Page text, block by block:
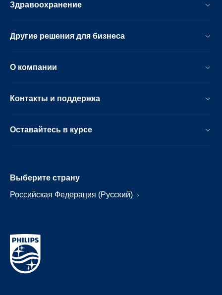
Здравоохранение
Другие решения для бизнеса
О компании
Контакты и поддержка
Оставайтесь в курсе
Выберите страну
Российская Федерация (Русский)